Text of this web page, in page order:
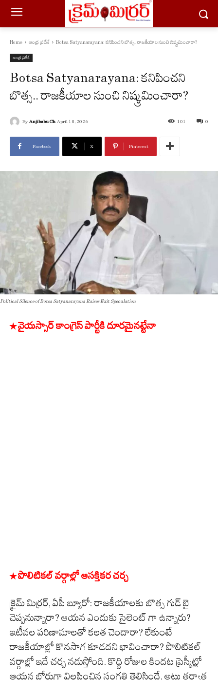
Home ఆంధ్ర ప్రదేశ్ Botsa Satyanarayana: కనిపించని బొత్స.. రాజకీయాల నుంచి నిష్క్రమించారా?
ఆంధ్ర ప్రదేశ్
Botsa Satyanarayana: కనిపించని
బొత్స.. రాజకీయాల నుంచి నిష్క్రమించారా?
By Anjibabu Ch April 18, 2026 0
101
Facebook X Pinterest
Political Silence of Botsa Satyanarayana Raises Exit Speculation
* వైయస్సార్ కాంగ్రెస్ పార్టీకి దూరమైనట్టేనా
* పొలిటికల్ వర్గాల్లో ఆసక్తికర చర్చ
క్రైమ్ మిర్రర్, ఏపీ బ్యూరో: రాజకీయాలకు బొత్స గుడ్ బై
చెప్పనున్నారా? ఆయన ఎందుకు సైలెంట్ గా ఉన్నారు?
ఇటీవల పరిణామాలతో కలత చెందారా? లేకుంటే
రాజకీయాల్లో కొనసాగ కూడదని భావించారా? పొలిటికల్
వర్గాల్లో ఇదే చర్చ నడుస్తోంది. కొద్ది రోజుల కిందట ప్రెస్మీట్లో
ఆయన బోరుగా విలపించిన సంగతి తెలిసిందే. అటు తర్వాత